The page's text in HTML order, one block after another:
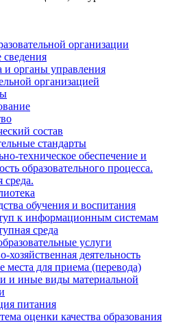
организации
и органы управления
организацией
состав
стандарты
техническое обеспечение и
образовательного процесса.
среда.
обучения и воспитания
к информационным системам
среда
услуги
хозяйственная деятельность
места для приема (перевода)
и иные виды материальной
питания
оценки качества образования